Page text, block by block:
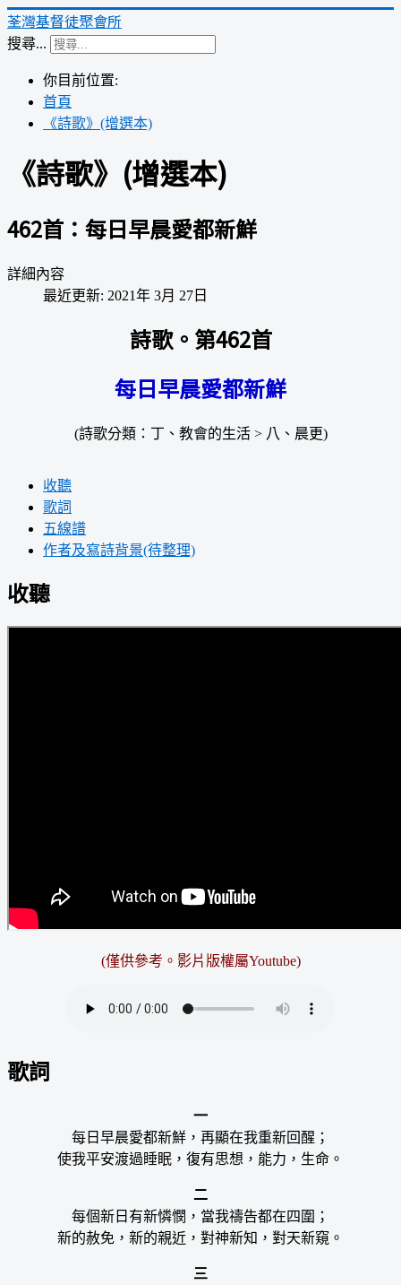
荃灣基督徒聚會所
搜尋...
你目前位置:
首頁
《詩歌》(增選本)
《詩歌》(增選本)
462首：每日早晨愛都新鮮
詳細內容
最近更新: 2021年 3月 27日
詩歌。第462首
每日早晨愛都新鮮
(詩歌分類：丁、教會的生活 > 八、晨更)
收聽
歌詞
五線譜
作者及寫詩背景(待整理)
收聽
(僅供參考。影片版權屬Youtube)
歌詞
一
每日早晨愛都新鮮，再顯在我重新回醒；
使我平安渡過睡眠，復有思想，能力，生命。
二
每個新日有新憐憫，當我禱告都在四圍；
新的赦免，新的親近，對神新知，對天新窺。
三